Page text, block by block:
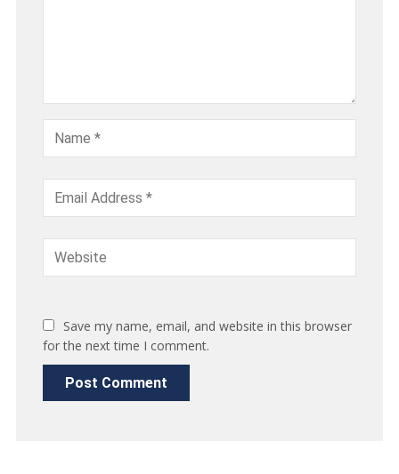
Save my name, email, and website in this browser
for the next time I comment.